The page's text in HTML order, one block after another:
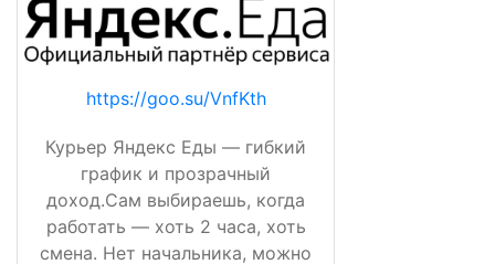
https://goo.su/VnfKth
Курьер Яндекс Еды — гибкий
график и прозрачный
доход.Сам выбираешь, когда
работать — хоть 2 часа, хоть
смена. Нет начальника, можно